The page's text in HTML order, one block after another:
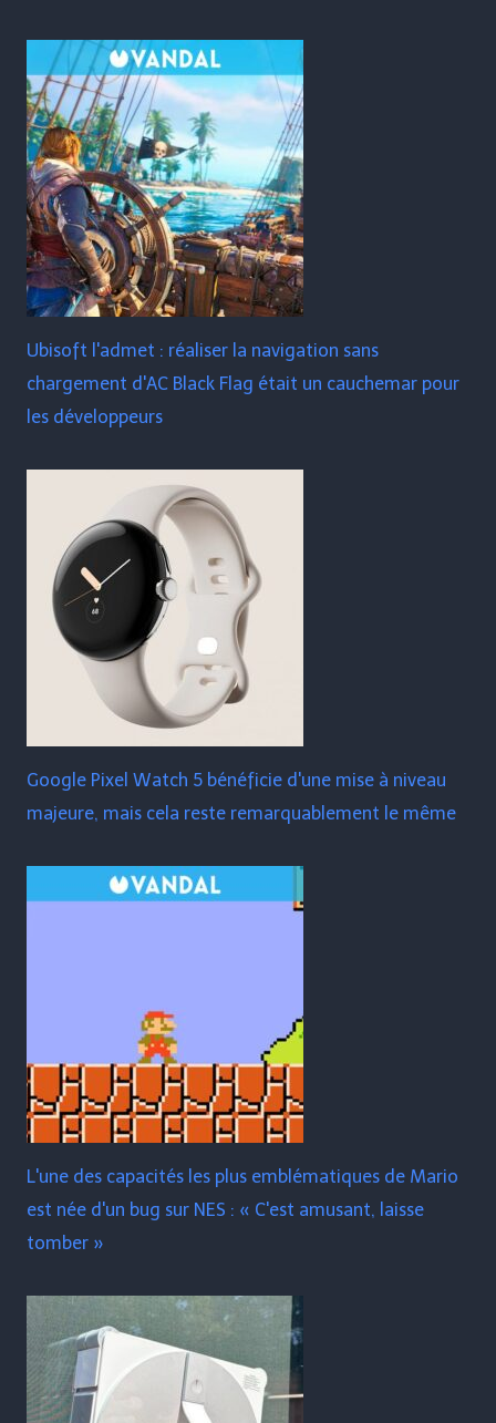
Ubisoft l'admet : réaliser la navigation sans
chargement d'AC Black Flag était un cauchemar pour
les développeurs
Google Pixel Watch 5 bénéficie d'une mise à niveau
majeure, mais cela reste remarquablement le même
L'une des capacités les plus emblématiques de Mario
est née d'un bug sur NES : « C'est amusant, laisse
tomber »